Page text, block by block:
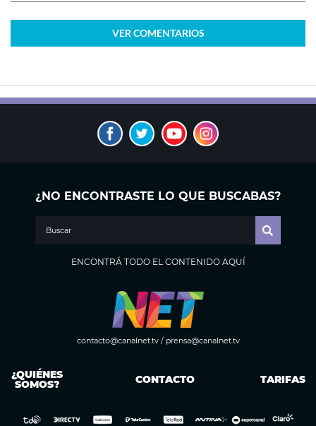
VER COMENTARIOS
¿NO ENCONTRASTE LO QUE BUSCABAS?
ENCONTRÁ TODO EL CONTENIDO AQUÍ
contacto@canalnet.tv/ prensa@canalnet.tv
¿QUIÉNES
SOMOS? CONTACTO TARIFAS